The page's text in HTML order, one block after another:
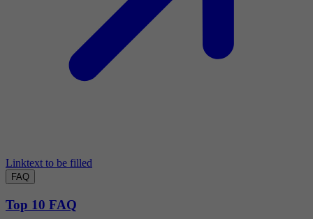
Linktext to be filled
FAQ
Top 10 FAQ